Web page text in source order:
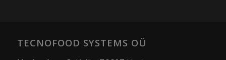
TECNOFOOD SYSTEMS OÜ